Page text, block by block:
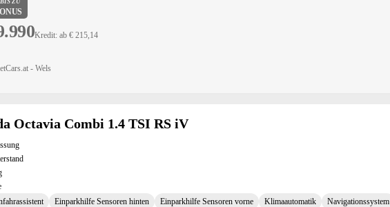
ZU
Kredit: ab € 215,14
- Wels
Octavia Combi 1.4 TSI RS iV
Einparkhilfe Sensoren hinten Einparkhilfe Sensoren vorne Klimaautomatik Navigationssystem